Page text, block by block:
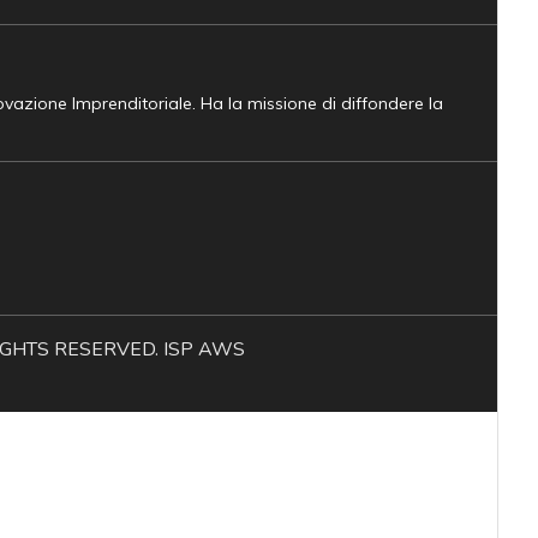
Imprenditoriale. Ha la missione di diffondere la
RESERVED. ISP AWS